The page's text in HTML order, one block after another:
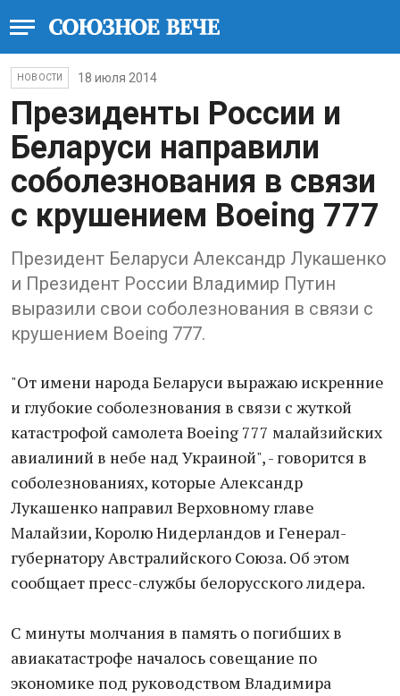
НОВОСТИ 18 июля 2014
Президенты России и
Беларуси направили
соболезнования в связи
с крушением Boeing 777
Президент Беларуси Александр Лукашенко
и Президент России Владимир Путин
выразили свои соболезнования в связи с
крушением Boeing 777.
"От имени народа Беларуси выражаю искренние
и глубокие соболезнования в связи с жуткой
катастрофой самолета Boeing 777 малайзийских
авиалиний в небе над Украиной", - говорится в
соболезнованиях, которые Александр
Лукашенко направил Верховному главе
Малайзии, Королю Нидерландов и Генерал-
губернатору Австралийского Союза. Об этом
сообщает пресс-службы белорусского лидера.
С минуты молчания в память о погибших в
авиакатастрофе началось совещание по
экономике под руководством Владимира